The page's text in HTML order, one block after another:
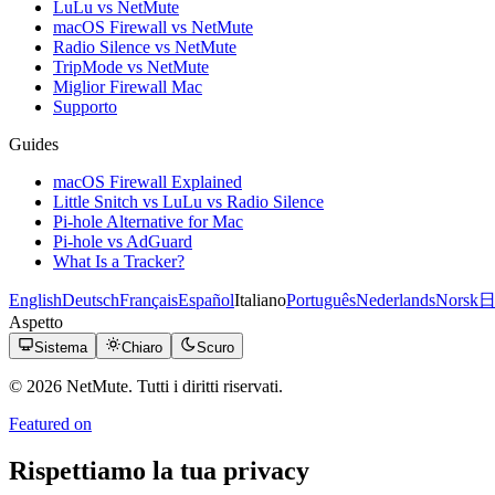
LuLu vs NetMute
macOS Firewall vs NetMute
Radio Silence vs NetMute
TripMode vs NetMute
Miglior Firewall Mac
Supporto
Guides
macOS Firewall Explained
Little Snitch vs LuLu vs Radio Silence
Pi-hole Alternative for Mac
Pi-hole vs AdGuard
What Is a Tracker?
EnglishDeutschFrançaisEspañolItalianoPortuguêsNederlandsNorsk
Aspetto
Sistema Chiaro Scuro
© 2026 NetMute. Tutti i diritti riservati.
Featured on
Rispettiamo la tua privacy